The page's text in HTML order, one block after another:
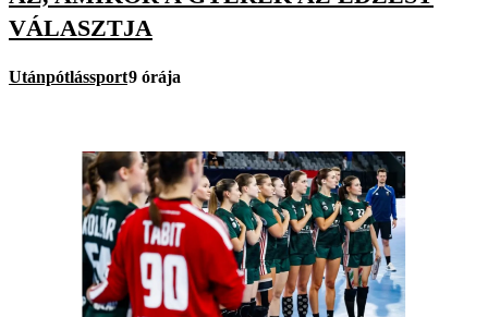
VÁLASZTJA
Utánpótlássport9 órája